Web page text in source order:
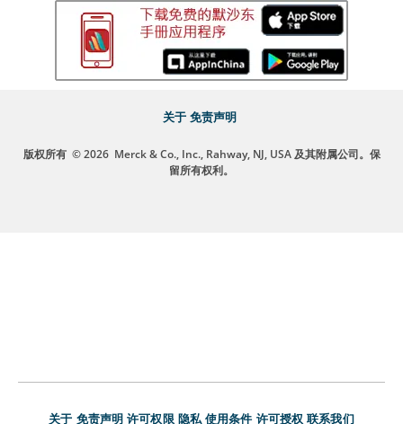
关于 免责声明
版权所有 © 2026 Merck & Co., Inc., Rahway, NJ, USA 及其附属公司。保
留所有权利。
关于 免责声明 许可权限 隐私 使用条件 许可授权 联系我们